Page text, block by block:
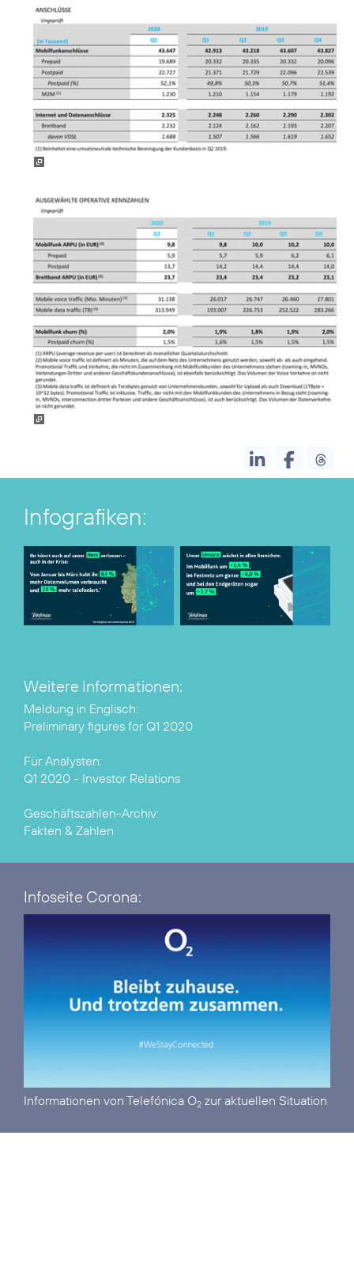
Infografiken:
Weitere Informationen:
Preliminary figures for Q1 2020
Q1 2020 - Investor Relations
Fakten & Zahlen
Infoseite Corona:
Informationen von Telefónica O2 zur aktuellen Situation